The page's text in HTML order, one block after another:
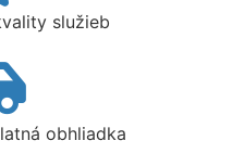
služieb
obhliadka